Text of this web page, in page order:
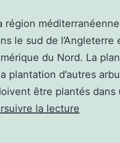
région
le sud de l’Angleterre
du Nord. La
plantation d’autres
être plantés dans
la lecture